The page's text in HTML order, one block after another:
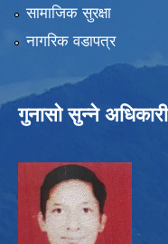
सामाजिक सुरक्षा
नागरिक वडापत्र
गुनासो सुन्ने अधिकारी